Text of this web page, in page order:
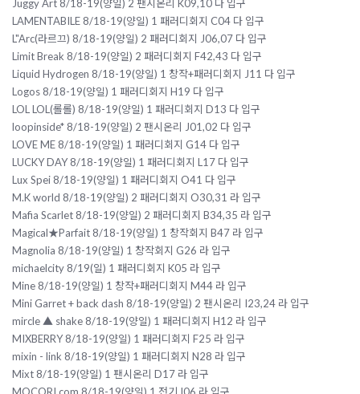
Juggy Art 8/18-19(양일) 2 팬시온리 K09,10 다 입구
LAMENTABILE 8/18-19(양일) 1 패러디회지 C04 다 입구
L"Arc(라르끄) 8/18-19(양일) 2 패러디회지 J06,07 다 입구
Limit Break 8/18-19(양일) 2 패러디회지 F42,43 다 입구
Liquid Hydrogen 8/18-19(양일) 1 창작+패러디회지 J11 다 입구
Logos 8/18-19(양일) 1 패러디회지 H19 다 입구
LOL LOL(롤롤) 8/18-19(양일) 1 패러디회지 D13 다 입구
loopinside* 8/18-19(양일) 2 팬시온리 J01,02 다 입구
LOVE ME 8/18-19(양일) 1 패러디회지 G14 다 입구
LUCKY DAY 8/18-19(양일) 1 패러디회지 L17 다 입구
Lux Spei 8/18-19(양일) 1 패러디회지 O41 다 입구
M.K world 8/18-19(양일) 2 패러디회지 O30,31 라 입구
Mafia Scarlet 8/18-19(양일) 2 패러디회지 B34,35 라 입구
Magical★Parfait 8/18-19(양일) 1 창작회지 B47 라 입구
Magnolia 8/18-19(양일) 1 창작회지 G26 라 입구
michaelcity 8/19(일) 1 패러디회지 K05 라 입구
Mine 8/18-19(양일) 1 창작+패러디회지 M44 라 입구
Mini Garret + back dash 8/18-19(양일) 2 팬시온리 I23,24 라 입구
mircle ▲ shake 8/18-19(양일) 1 패러디회지 H12 라 입구
MIXBERRY 8/18-19(양일) 1 패러디회지 F25 라 입구
mixin - link 8/18-19(양일) 1 패러디회지 N28 라 입구
Mixt 8/18-19(양일) 1 팬시온리 D17 라 입구